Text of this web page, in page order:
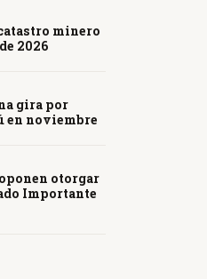
minero
2026
gira por
en noviembre
otorgar
Importante